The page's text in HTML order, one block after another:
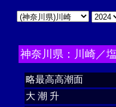
神奈川県：川崎／
略最高高潮面
大 潮 升